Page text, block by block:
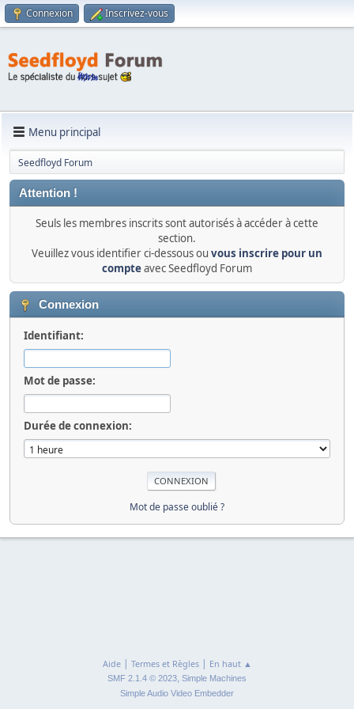
Connexion Inscrivez-vous
Menu principal
Seedfloyd Forum
Attention !
Seuls les membres inscrits sont autorisés à accéder à cette
section.
Veuillez vous identifier ci-dessous ou vous inscrire pour un
compteavec Seedfloyd Forum
Connexion
Identifiant:
Mot de passe:
Durée de connexion:
Mot de passe oublié ?
Aide| Termes et Règles| En haut ▲
SMF 2.1.4 © 2023, Simple Machines
Simple Audio Video Embedder